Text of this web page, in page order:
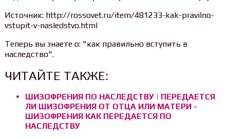
Источник: http://rossovet.ru/item/481233-kak-pravilno-
vstupit-v-nasledstvo.html
Теперь вы знаете о: "как правильно вступить в
наследство".
ЧИТАЙТЕ ТАКЖЕ:
ШИЗОФРЕНИЯ ПО НАСЛЕДСТВУ | ПЕРЕДАЕТСЯ
ЛИ ШИЗОФРЕНИЯ ОТ ОТЦА ИЛИ МАТЕРИ -
ШИЗОФРЕНИЯ КАК ПЕРЕДАЕТСЯ ПО
НАСЛЕДСТВУ